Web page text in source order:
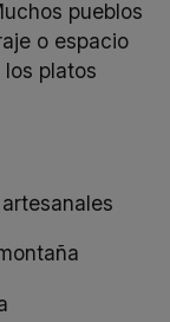
pueblos
o espacio
platos